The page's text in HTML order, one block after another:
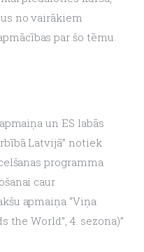
no vairākiem
par šo tēmu.
un ES labās
Latvijā” notiek
programma
caur
apmaiņa “Viņa
the World”, 4. sezona)”